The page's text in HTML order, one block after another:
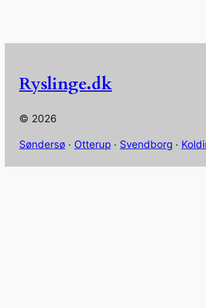
Ryslinge.dk
© 2026
Søndersø · Otterup · Svendborg ·